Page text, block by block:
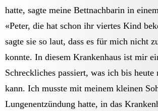
hatte, sagte meine Bettnachbarin in
«Peter, die hat schon ihr viertes Kind
sagte sie so laut, dass es für mich nicht
konnte. In diesem Krankenhaus ist mir
Schreckliches passiert, was ich bis heute
kann. Ich musste mit meinem kleinen
Lungenentzündung hatte, in das